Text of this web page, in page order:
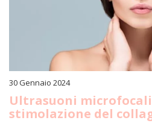
30 Gennaio 2024
Ultrasuoni
stimolazione del